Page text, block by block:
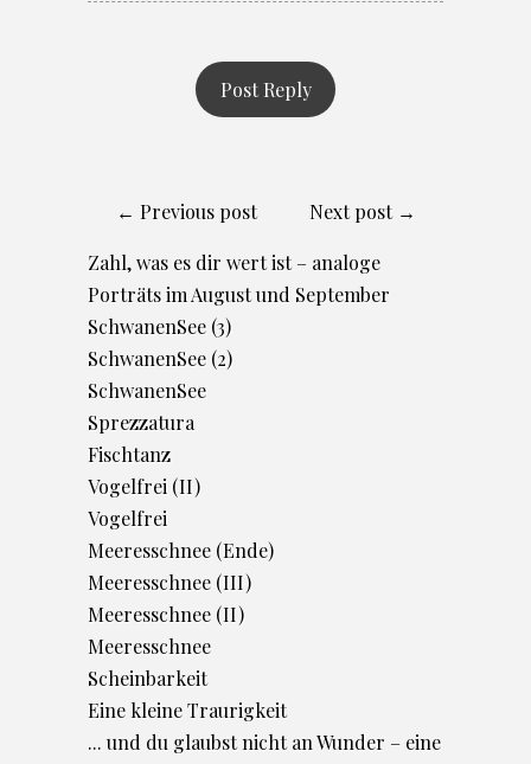
← Previous post Next post →
Zahl, was es dir wert ist – analoge
Porträts im August und September
SchwanenSee (3)
SchwanenSee (2)
SchwanenSee
Sprezzatura
Fischtanz
Vogelfrei (II)
Vogelfrei
Meeresschnee (Ende)
Meeresschnee (III)
Meeresschnee (II)
Meeresschnee
Scheinbarkeit
Eine kleine Traurigkeit
... und du glaubst nicht an Wunder – eine